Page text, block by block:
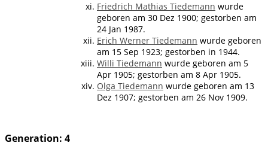
Friedrich Mathias Tiedemann wurde
geboren am 30 Dez 1900; gestorben am
24 Jan 1987.
Erich Werner Tiedemann wurde geboren
am 15 Sep 1923; gestorben in 1944.
Willi Tiedemann wurde geboren am 5
Apr 1905; gestorben am 8 Apr 1905.
Olga Tiedemann wurde geboren am 13
Dez 1907; gestorben am 26 Nov 1909.
Generation: 4